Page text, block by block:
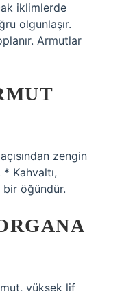
iklimlerde
olgunlaşır.
Armutlar
zengin
Kahvaltı,
öğündür.
yüksek lif